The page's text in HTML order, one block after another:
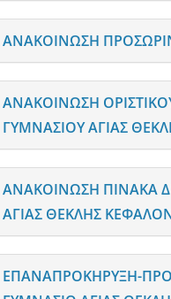
ΑΝΑΚΟΙΝΩΣΗ
ΑΝΑΚΟΙΝΩΣΗ
ΓΥΜΝΑΣΙΟΥ ΑΓΙΑΣ
ΑΝΑΚΟΙΝΩΣΗ ΠΙΝΑΚΑ
ΑΓΙΑΣ ΘΕΚΛΗΣ
ΕΠΑΝΑΠΡΟΚΗΡΥΞΗ-